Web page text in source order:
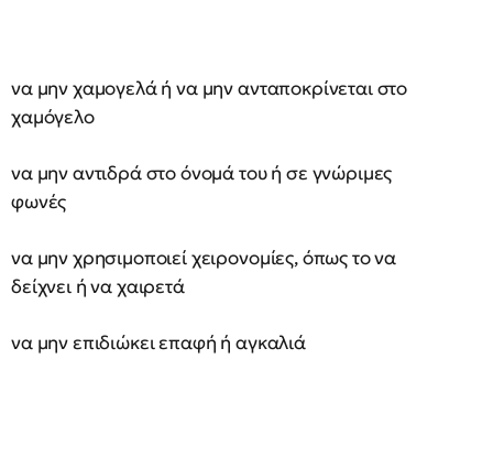
να μην χαμογελά ή να μην ανταποκρίνεται στο
χαμόγελο
να μην αντιδρά στο όνομά του ή σε γνώριμες
φωνές
να μην χρησιμοποιεί χειρονομίες, όπως το να
δείχνει ή να χαιρετά
να μην επιδιώκει επαφή ή αγκαλιά